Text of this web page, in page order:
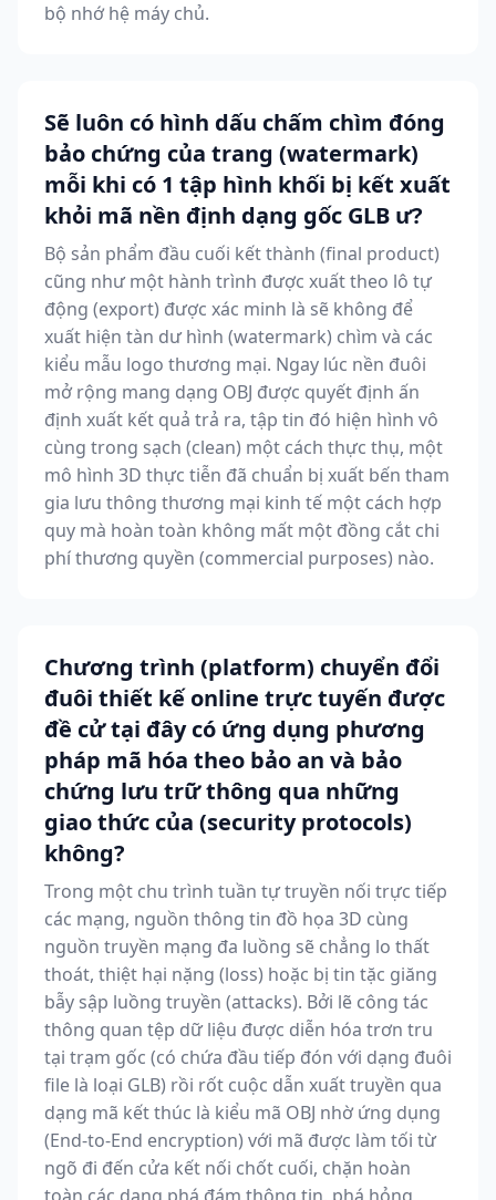
bộ nhớ hệ máy chủ.
Sẽ luôn có hình dấu chấm chìm đóng
bảo chứng của trang (watermark)
mỗi khi có 1 tập hình khối bị kết xuất
khỏi mã nền định dạng gốc GLB ư?
Bộ sản phẩm đầu cuối kết thành (final product)
cũng như một hành trình được xuất theo lô tự
động (export) được xác minh là sẽ không để
xuất hiện tàn dư hình (watermark) chìm và các
kiểu mẫu logo thương mại. Ngay lúc nền đuôi
mở rộng mang dạng OBJ được quyết định ấn
định xuất kết quả trả ra, tập tin đó hiện hình vô
cùng trong sạch (clean) một cách thực thụ, một
mô hình 3D thực tiễn đã chuẩn bị xuất bến tham
gia lưu thông thương mại kinh tế một cách hợp
quy mà hoàn toàn không mất một đồng cắt chi
phí thương quyền (commercial purposes) nào.
Chương trình (platform) chuyển đổi
đuôi thiết kế online trực tuyến được
đề cử tại đây có ứng dụng phương
pháp mã hóa theo bảo an và bảo
chứng lưu trữ thông qua những
giao thức của (security protocols)
không?
Trong một chu trình tuần tự truyền nối trực tiếp
các mạng, nguồn thông tin đồ họa 3D cùng
nguồn truyền mạng đa luồng sẽ chẳng lo thất
thoát, thiệt hại nặng (loss) hoặc bị tin tặc giăng
bẫy sập luồng truyền (attacks). Bởi lẽ công tác
thông quan tệp dữ liệu được diễn hóa trơn tru
tại trạm gốc (có chứa đầu tiếp đón với dạng đuôi
file là loại GLB) rồi rốt cuộc dẫn xuất truyền qua
dạng mã kết thúc là kiểu mã OBJ nhờ ứng dụng
(End-to-End encryption) với mã được làm tối từ
ngõ đi đến cửa kết nối chốt cuối, chặn hoàn